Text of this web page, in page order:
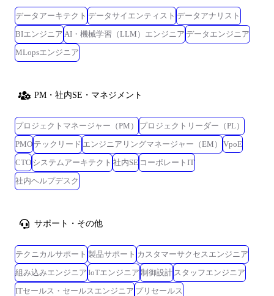
データアーキテクト データサイエンティスト データアナリスト
BIエンジニア AI・機械学習（LLM）エンジニア データエンジニア
MLopsエンジニア
PM・社内SE・マネジメント
プロジェクトマネージャー（PM）
プロジェクトリーダー（PL）
PMO テックリード エンジニアリングマネージャー（EM）
VpoE
CTO システムアーキテクト 社内SE コーポレートIT
社内ヘルプデスク
サポート・その他
テクニカルサポート 製品サポート カスタマーサクセスエンジニア
組み込みエンジニア IoTエンジニア 制御設計 スタッフエンジニア
ITセールス・セールスエンジニア プリセールス